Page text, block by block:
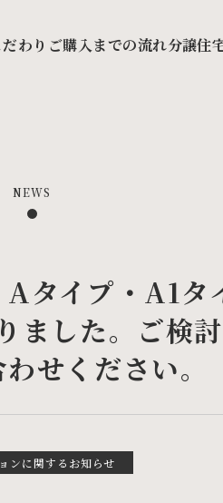
わり ご購入までの流れ分譲住
タイプ・A1タ
ました。ご検
せください。
NEWS
ンに関するお知らせ